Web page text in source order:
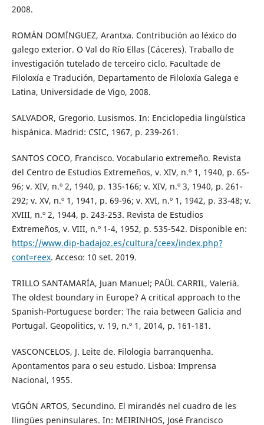
2008.
ROMÁN DOMÍNGUEZ, Arantxa. Contribución ao léxico do
galego exterior. O Val do Río Ellas (Cáceres). Traballo de
investigación tutelado de terceiro ciclo. Facultade de
Filoloxía e Tradución, Departamento de Filoloxía Galega e
Latina, Universidade de Vigo, 2008.
SALVADOR, Gregorio. Lusismos. In: Enciclopedia lingüística
hispánica. Madrid: CSIC, 1967, p. 239-261.
SANTOS COCO, Francisco. Vocabulario extremeño. Revista
del Centro de Estudios Extremeños, v. XIV, n.º 1, 1940, p. 65-
96; v. XIV, n.º 2, 1940, p. 135-166; v. XIV, n.º 3, 1940, p. 261-
292; v. XV, n.º 1, 1941, p. 69-96; v. XVI, n.º 1, 1942, p. 33-48; v.
XVIII, n.º 2, 1944, p. 243-253. Revista de Estudios
Extremeños, v. VIII, n.º 1-4, 1952, p. 535-542. Disponible en:
https://www.dip-badajoz.es/cultura/ceex/index.php?
cont=reex. Acceso: 10 set. 2019.
TRILLO SANTAMARÍA, Juan Manuel; PAÜL CARRIL, Valerià.
The oldest boundary in Europe? A critical approach to the
Spanish-Portuguese border: The raia between Galicia and
Portugal. Geopolitics, v. 19, n.º 1, 2014, p. 161-181.
VASCONCELOS, J. Leite de. Filologia barranquenha.
Apontamentos para o seu estudo. Lisboa: Imprensa
Nacional, 1955.
VIGÓN ARTOS, Secundino. El mirandés nel cuadro de les
llingües peninsulares. In: MEIRINHOS, José Francisco